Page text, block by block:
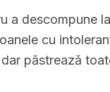
a descompune
cu
păstrează